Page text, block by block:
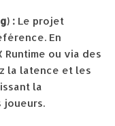
: Le projet
En
Runtime ou via des
la latence et les
la
joueurs.